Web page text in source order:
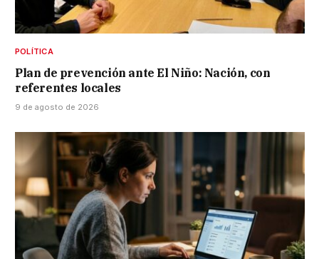
POLÍTICA
Plan de prevención ante El Niño: Nación, con
referentes locales
9 de agosto de 2026